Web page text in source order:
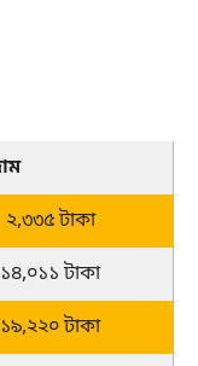
২,৩৩৫ টাকা
১৪,০১১ টাকা
১৯,২২০ টাকা